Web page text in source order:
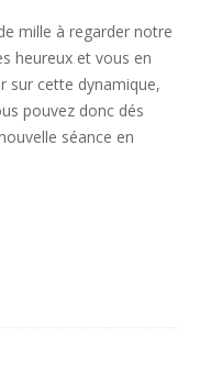
mille à regarder notre
heureux et vous en
sur cette dynamique,
pouvez donc dés
séance en